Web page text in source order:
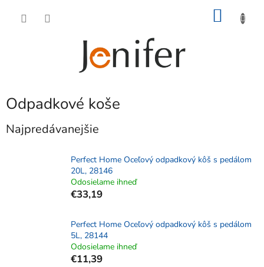
Odpadkové koše
Najpredávanejšie
Perfect Home Oceľový odpadkový kôš s pedálom
20L, 28146
Odosielame ihneď
€33,19
Perfect Home Oceľový odpadkový kôš s pedálom
5L, 28144
Odosielame ihneď
€11,39